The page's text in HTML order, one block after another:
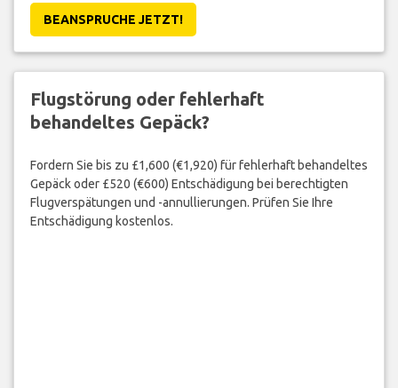
BEANSPRUCHE JETZT!
Flugstörung oder fehlerhaft
behandeltes Gepäck?
Fordern Sie bis zu £1,600 (€1,920) für fehlerhaft behandeltes
Gepäck oder £520 (€600) Entschädigung bei berechtigten
Flugverspätungen und -annullierungen. Prüfen Sie Ihre
Entschädigung kostenlos.